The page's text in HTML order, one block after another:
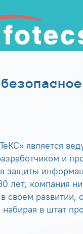
является
и
защиты
лет, компания
своем развитии,
в штат